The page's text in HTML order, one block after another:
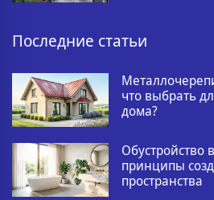
Последние статьи
что выбрать
дома?
Обустройство
принципы
пространства